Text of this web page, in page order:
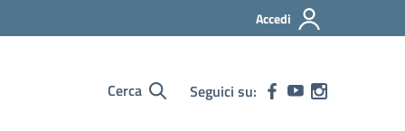
Accedi
Cerca Seguici su: